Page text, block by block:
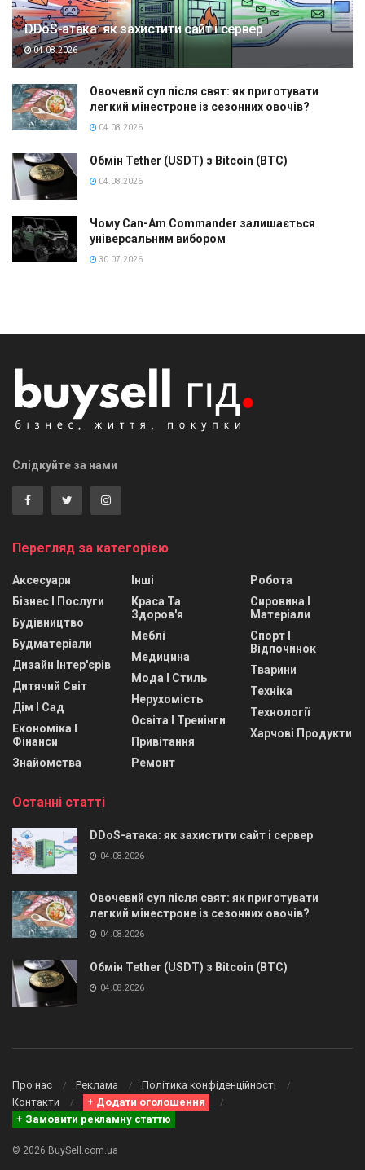
DDoS-атака: як захистити сайт і сервер
04.08.2026
Овочевий суп після свят: як приготувати
легкий мінестроне із сезонних овочів?
04.08.2026
Обмін Tether (USDT) з Bitcoin (BTC)
04.08.2026
Чому Can-Am Commander залишається
універсальним вибором
30.07.2026
Слідкуйте за нами
Перегляд за категорією
Аксесуари
Бізнес І Послуги
Будівництво
Будматеріали
Дизайн Інтер'єрів
Дитячий Світ
Дім І Сад
Економіка І
Фінанси
Знайомства
Інші
Краса Та
Здоров'я
Меблі
Медицина
Мода І Стиль
Нерухомість
Освіта І Тренінги
Привітання
Ремонт
Робота
Сировина І
Матеріали
Спорт І
Відпочинок
Тварини
Техніка
Технології
Харчові Продукти
Останні статті
DDoS-атака: як захистити сайт і сервер
04.08.2026
Овочевий суп після свят: як приготувати
легкий мінестроне із сезонних овочів?
04.08.2026
Обмін Tether (USDT) з Bitcoin (BTC)
04.08.2026
Про нас Реклама
Політика конфіденційності
Контакти
+ Додати оголошення
+ Замовити рекламну статтю
© 2026 BuySell.com.ua